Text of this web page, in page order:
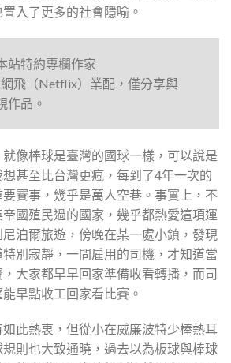
入了更多的社會隱喻。
站特約專欄作家
飛（Netflix）業配，僅分享與
作品。
像棒球是臺灣的國球一樣，可以說是
甚至比台灣更瘋，每到了4年一次的
賽事，幾乎是萬人空巷。事實上，不
國殖民過的國家，幾乎都熱愛這項運
泊爾旅遊，傍晚在某一處小鎮，發現
別寂靜，一問雇用的司機，才知道當
大家都早早回家準備收看轉播，而司
早點收工回家看比賽。
此熱衷，但從小在威廉波特少棒熱耳
則也大致通曉，過去以為板球與棒球